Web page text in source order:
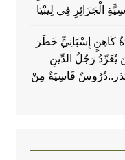
الْجَزَائِرِ فِي لِيبْيَا
كَاهِنٍ إِسْبَانِيٍّ خَطَرَ
يُغَرِّدُ رَجُلُ الدِّينِ
قَاسِيَةٌ مِنْ